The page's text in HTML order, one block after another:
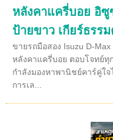
หลังคาแครี่บอย อิซู
ป้ายขาว เกียร์ธรร
ขายรถมือสอง Isuzu D-
หลังคาแครี่บอย ตอบโจทย์ทุ
กำลังมองหาพานิชย์คาร์คู่ใ
การเล...